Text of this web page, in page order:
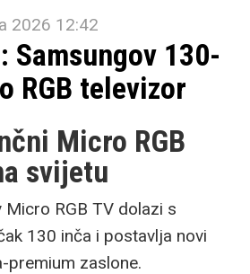
2026 12:42
Samsungov 130-
RGB televizor
Micro RGB
svijetu
Micro RGB TV dolazi s
130 inča i postavlja novi
premium zaslone.